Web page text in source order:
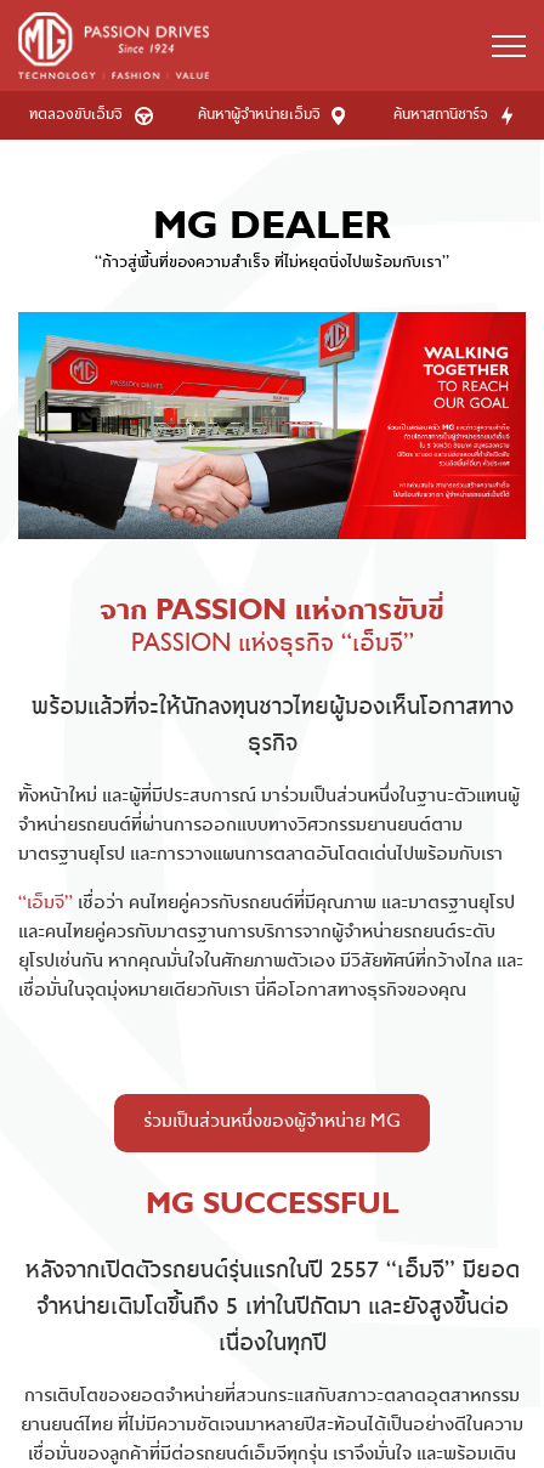
ทดลองขับเอ็มจี ค้นหาผู้จำหน่ายเอ็มจี ค้นหาสถานีชาร์จ
MG DEALER
“ก้าวสู่พื้นที่ของความสำเร็จ ที่ไม่หยุดนิ่งไปพร้อมกับเรา”
จาก PASSION แห่งการขับขี่
PASSION แห่งธุรกิจ “เอ็มจี”
พร้อมแล้วที่จะให้นักลงทุนชาวไทยผู้มองเห็นโอกาสทาง
ธุรกิจ
ทั้งหน้าใหม่ และผู้ที่มีประสบการณ์ มาร่วมเป็นส่วนหนึ่งในฐานะตัวแทนผู้
จำหน่ายรถยนต์ที่ผ่านการออกแบบทางวิศวกรรมยานยนต์ตาม
มาตรฐานยุโรป และการวางแผนการตลาดอันโดดเด่นไปพร้อมกับเรา
“เอ็มจี” เชื่อว่า คนไทยคู่ควรกับรถยนต์ที่มีคุณภาพ และมาตรฐานยุโรป
และคนไทยคู่ควรกับมาตรฐานการบริการจากผู้จําหน่ายรถยนต์ระดับ
ยุโรปเช่นกัน หากคุณมั่นใจในศักยภาพตัวเอง มีวิสัยทัศน์ที่กว้างไกล และ
เชื่อมั่นในจุดมุ่งหมายเดียวกับเรา นี่คือโอกาสทางธุรกิจของคุณ
ร่วมเป็นส่วนหนึ่งของผู้จำหน่าย MG
MG SUCCESSFUL
หลังจากเปิดตัวรถยนต์รุ่นแรกในปี 2557 “เอ็มจี” มียอด
จำหน่ายเติมโตขึ้นถึง 5 เท่าในปีถัดมา และยังสูงขึ้นต่อ
เนื่องในทุกปี
การเติบโตของยอดจำหน่ายที่สวนกระแสกับสภาวะตลาดอุตสาหกรรม
ยานยนต์ไทย ที่ไม่มีความชัดเจนมาหลายปีสะท้อนได้เป็นอย่างดีในความ
เชื่อมั่นของลูกค้าที่มีต่อรถยนต์เอ็มจีทุกรุ่น เราจึงมั่นใจ และพร้อมเดิน